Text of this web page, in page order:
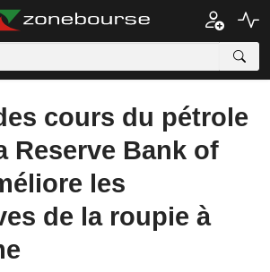
cours du pétrole
Reserve Bank of
les
de la roupie à